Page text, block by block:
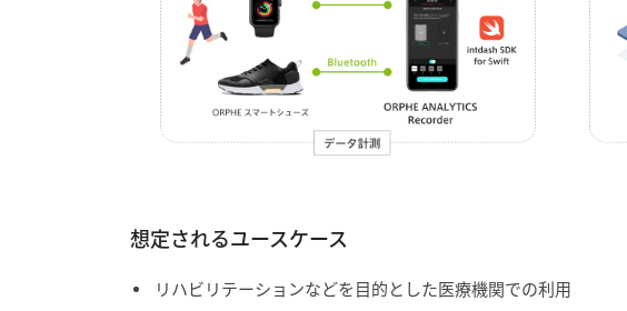
想定されるユースケース
リハビリテーションなどを目的とした医療機関での利用